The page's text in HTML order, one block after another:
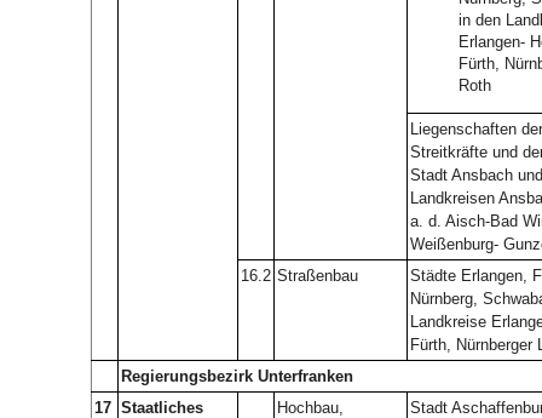
in den
Erlangen-
Fürth,
Roth
Liegenschaften
Streitkräfte und
Stadt Ansbach
Landkreisen
a. d. Aisch-Bad
Weißenburg-
16.2 Straßenbau
Städte Erlangen,
Nürnberg,
Landkreise
Fürth, Nürnberger
Regierungsbezirk Unterfranken
17 Staatliches
Hochbau,
Stadt